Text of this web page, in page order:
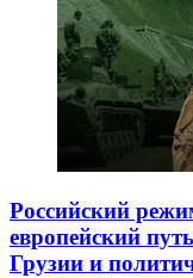
Российский
европейский
Грузии и